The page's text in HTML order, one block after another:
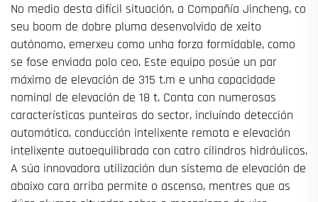
No medio desta difícil situación, a Compañía Jincheng, co
seu boom de dobre pluma desenvolvido de xeito
autónomo, emerxeu como unha forza formidable, como
se fose enviada polo ceo. Este equipo posúe un par
máximo de elevación de 315 t.m e unha capacidade
nominal de elevación de 18 t. Conta con numerosas
características punteiras do sector, incluíndo detección
automática, conducción intelixente remota e elevación
intelixente autoequilibrada con catro cilindros hidráulicos.
A súa innovadora utilización dun sistema de elevación de
abaixo cara arriba permite o ascenso, mentres que as